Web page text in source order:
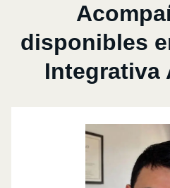
disponibles
Integrativa